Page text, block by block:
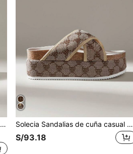
Solecia Sandalias de cuña casual de corcho suave con estampado de letras para mujer
S/93.18